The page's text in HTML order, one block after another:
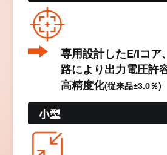
専用設計したE/Iコア
路により出力電圧許
高精度化(従来品±3.0％)
小型